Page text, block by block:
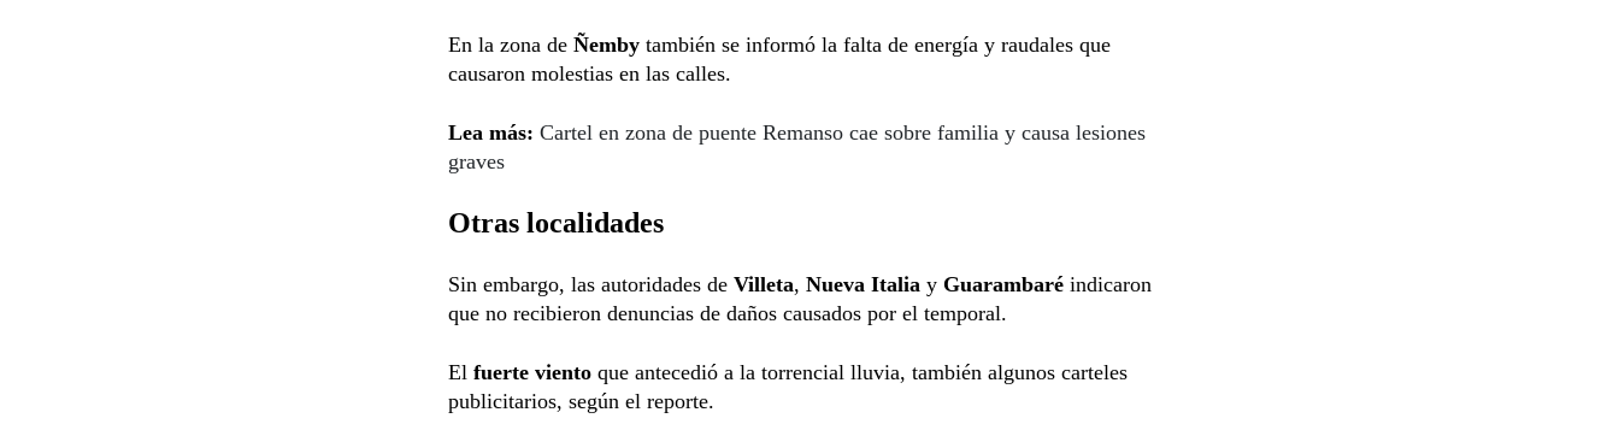
En la zona de Ñemby también se informó la falta de energía y raudales que
causaron molestias en las calles.
Lea más: Cartel en zona de puente Remanso cae sobre familia y causa lesiones
graves
Otras localidades
Sin embargo, las autoridades de Villeta, Nueva Italia y Guarambaré indicaron
que no recibieron denuncias de daños causados por el temporal.
El fuerte viento que antecedió a la torrencial lluvia, también algunos carteles
publicitarios, según el reporte.